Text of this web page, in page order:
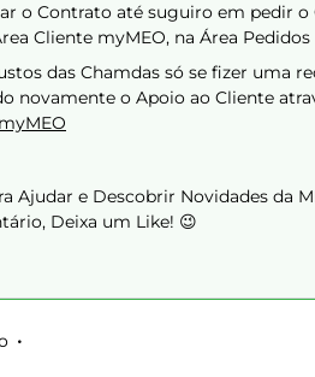
o Contrato até suguiro em pedir
Cliente myMEO, na Área Pedidos
das Chamdas só se fizer uma
novamente o Apoio ao Cliente
Ajudar e Descobrir Novidades da
Deixa um Like! 😉